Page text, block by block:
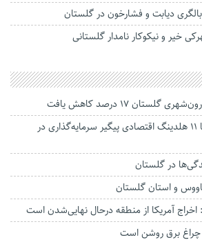
دیابت و فشارخون در گلستان
خیر و نیکوکار نامدار گلستانی
۱۷ درصد کاهش یافت
استاندار: بابک زنجانی با ۱۱ هلدینگ اقتصادی پیگیر سرمایه‌گذاری در
و استان گلستان
آمریکا از منطقه درحال نهایی‌شدن است
برق روشن است